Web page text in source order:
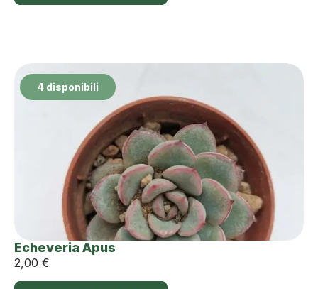
4 disponibili
Echeveria Apus
2,00 €